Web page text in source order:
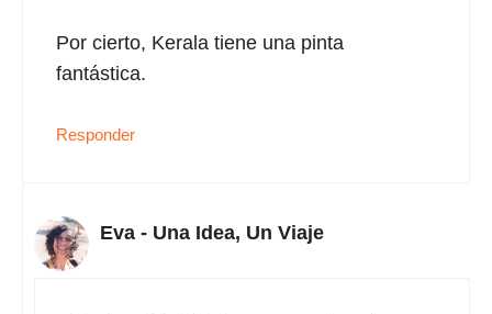
Por cierto, Kerala tiene una pinta
fantástica.
Responder
Eva - Una Idea, Un Viaje